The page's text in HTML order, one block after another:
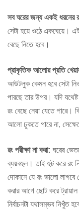
সব ঘরের জন্য একই ধরনের
সেটা হয়ে ওঠে একঘেয়ে।
বেছে নিতে হবে।
প্রাকৃতিক আলোর প্রতি
আউটলুক কেমন হবে সেটা
পারছে তার উপর। যদি
রং বেছে নেয়া যেতে পারে।
আলো ঢুকতে পারে না,
রং পরীক্ষা না করা: ঘরের
ব্যয়বহুল। তাই হুট করে রং
দোকানে যে রং ভালো লাগবে
করার আগে ছোট করে ট্রায়াল
নির্বাচনটা যথাসম্ভব নিখুঁত